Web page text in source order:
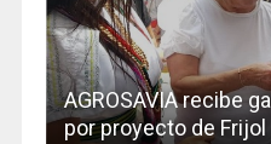
AGROSAVIA recibe
por proyecto de